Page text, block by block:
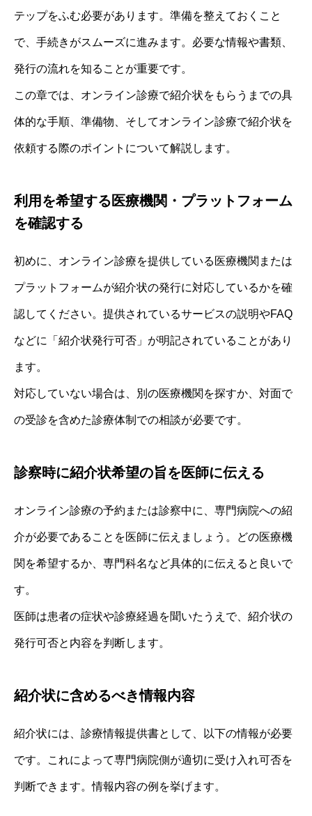
テップをふむ必要があります。準備を整えておくこと
で、手続きがスムーズに進みます。必要な情報や書類、
発行の流れを知ることが重要です。
この章では、オンライン診療で紹介状をもらうまでの具
体的な手順、準備物、そしてオンライン診療で紹介状を
依頼する際のポイントについて解説します。
利用を希望する医療機関・プラットフォーム
を確認する
初めに、オンライン診療を提供している医療機関または
プラットフォームが紹介状の発行に対応しているかを確
認してください。提供されているサービスの説明やFAQ
などに「紹介状発行可否」が明記されていることがあり
ます。
対応していない場合は、別の医療機関を探すか、対面で
の受診を含めた診療体制での相談が必要です。
診察時に紹介状希望の旨を医師に伝える
オンライン診療の予約または診察中に、専門病院への紹
介が必要であることを医師に伝えましょう。どの医療機
関を希望するか、専門科名など具体的に伝えると良いで
す。
医師は患者の症状や診療経過を聞いたうえで、紹介状の
発行可否と内容を判断します。
紹介状に含めるべき情報内容
紹介状には、診療情報提供書として、以下の情報が必要
です。これによって専門病院側が適切に受け入れ可否を
判断できます。情報内容の例を挙げます。